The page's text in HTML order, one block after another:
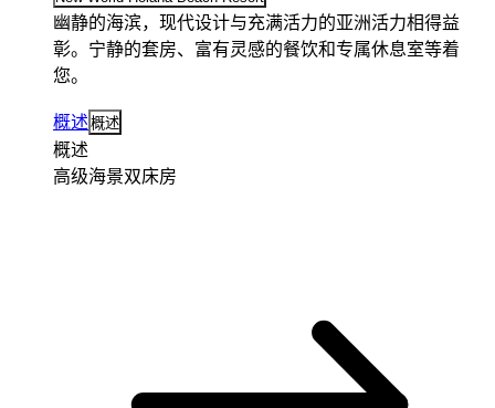
幽静的海滨，现代设计与充满活力的亚洲活力相得益
彰。宁静的套房、富有灵感的餐饮和专属休息室等着
您。
概述 概述
概述
高级海景双床房